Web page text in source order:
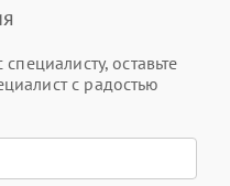
оставьте
с радостью